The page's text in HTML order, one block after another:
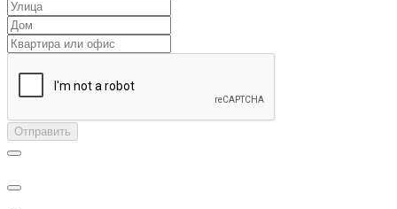
Отправить